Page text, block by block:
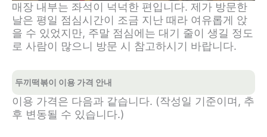
매장 내부는 좌석이 넉넉한 편입니다. 제가 방문한
날은 평일 점심시간이 조금 지난 때라 여유롭게 앉
을 수 있었지만, 주말 점심에는 대기 줄이 생길 정도
로 사람이 많으니 방문 시 참고하시기 바랍니다.
두끼떡볶이 이용 가격 안내
이용 가격은 다음과 같습니다. (작성일 기준이며, 추
후 변동될 수 있습니다.)